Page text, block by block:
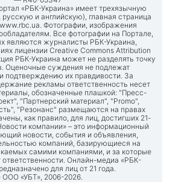
«РБК-Украина» имеет трехязычную
и английскую), главная страница
. Фотографии, изображения
Все фотографии на Портале,
являются журналисты РБК-Украина,
лицензии Creative Commons Attribution
РБК-Украина может не разделять точку
Оценочные суждения не подлежат
подтверждению их правдивости. За
рекламы ответственность несет
обозначенные плашкой: "Пресс-
"Партнерский материал", "Promo",
"Резонанс" размещаются на правах
как правило, для лиц, достигших 21-
компании» – это информационный
новости, события и объявления,
компаний, базирующиеся на
самими компаниями, и за которые
ответственности. Онлайн-медиа «РБК-
для лиц от 21 года.
«УБТ», 2006-2026.